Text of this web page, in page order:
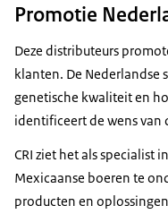
Promotie
Deze distributeurs
klanten. De Nederlandse
genetische kwaliteit en
identificeert de wens van
CRI ziet het als specialist
Mexicaanse boeren te
producten en